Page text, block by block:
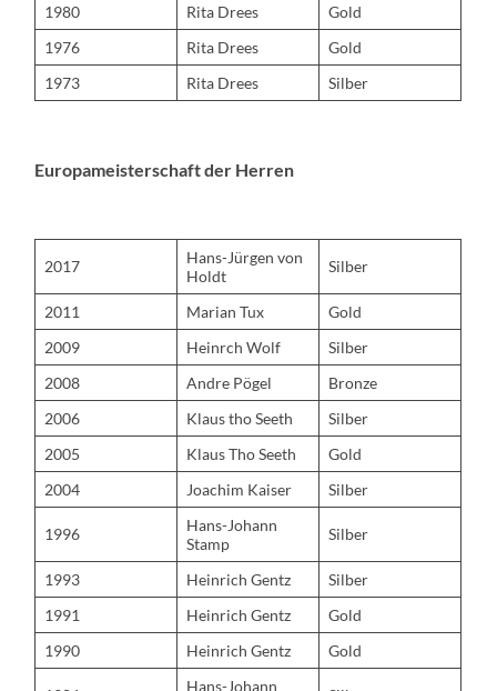
1980
Rita Drees
Gold
1976
Rita Drees
Gold
1973
Rita Drees Silber
Europameisterschaft der Herren
2017
Hans-Jürgen von
Holdt
Silber
2011 Marian Tux
Gold
2009
Heinrch Wolf
Silber
2008
Andre Pögel
Bronze
2006
Klaus tho Seeth
Silber
2005
Klaus Tho Seeth
Gold
2004
Joachim Kaiser Silber
1996
Hans-Johann
Stamp
Silber
1993 Heinrich Gentz
Silber
1991
Heinrich Gentz
Gold
1990
Heinrich Gentz Gold
Hans-Johann